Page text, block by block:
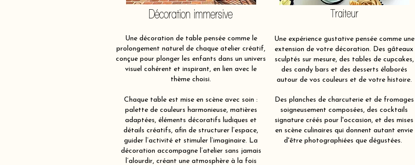
Décoration immersive
Une décoration de table pensée comme le
prolongement naturel de chaque atelier créatif,
conçue pour plonger les enfants dans un univers
visuel cohérent et inspirant, en lien avec le
thème choisi.
Chaque table est mise en scène avec soin :
palette de couleurs harmonieuse, matières
adaptées, éléments décoratifs ludiques et
détails créatifs, afin de structurer l’espace,
guider l’activité et stimuler l’imaginaire. La
décoration accompagne l’atelier sans jamais
l’alourdir, créant une atmosphère à la fois
Traiteur
Une expérience gustative pensée comme une
extension de votre décoration. Des gâteaux
sculptés sur mesure, des tables de cupcakes,
des candy bars et des desserts élaborés
autour de vos couleurs et de votre histoire.
Des planches de charcuterie et de fromages
soigneusement composées, des cocktails
signature créés pour l'occasion, et des mises
en scène culinaires qui donnent autant envie
d'être photographiées que dégustées.